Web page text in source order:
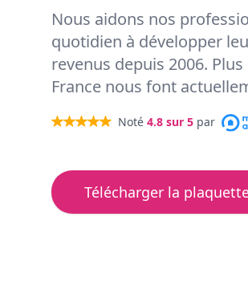
Nous aidons nos
quotidien à développer
revenus depuis 2006.
France nous font
Noté 4.8 sur 5 par
Télécharger la